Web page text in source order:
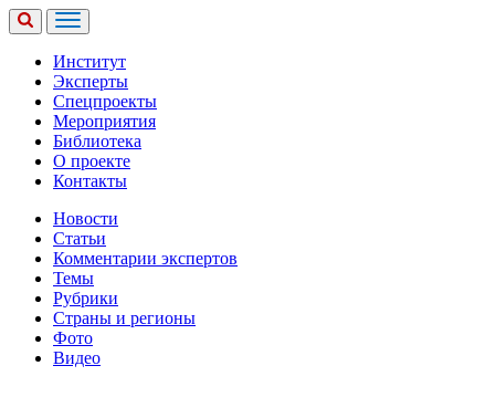
Институт
Эксперты
Спецпроекты
Мероприятия
Библиотека
О проекте
Контакты
Новости
Статьи
Комментарии экспертов
Темы
Рубрики
Страны и регионы
Фото
Видео